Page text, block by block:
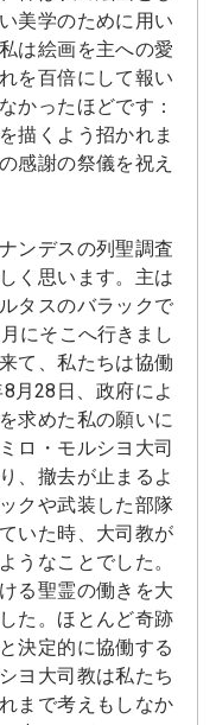
美学のために用い
は絵画を主への愛
を百倍にして報い
かったほどです：
描くよう招かれま
感謝の祭儀を祝え
ンデスの列聖調査
く思います。主は
タスのバラックで
にそこへ行きまし
て、私たちは協働
月28日、政府によ
求めた私の願いに
ロ・モルシヨ大司
、撤去が止まるよ
クや武装した部隊
いた時、大司教が
うなことでした。
る聖霊の働きを大
た。ほとんど奇跡
決定的に協働する
ヨ大司教は私たち
まで考えもしなか